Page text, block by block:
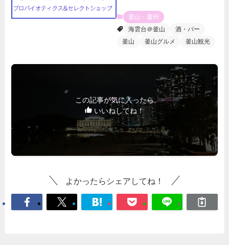
釜山・慶州
海雲台＠釜山
酒・バー
釜山
釜山グルメ 釜山観光
この記事が気に入ったら
いいねしてね！
よかったらシェアしてね！